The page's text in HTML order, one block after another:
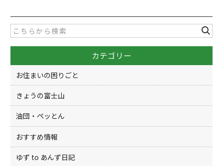
e
b
o
o
k
er
カテゴリー
お住まいの困りごと
きょうの富士山
油団・ペッとん
おすすめ情報
ゆず to あんず日記